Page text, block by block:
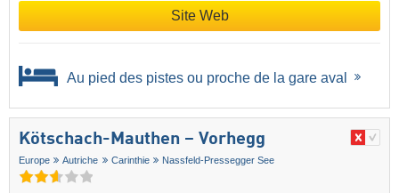
Site Web
Au pied des pistes ou proche de la gare aval
Kötschach-Mauthen – Vorhegg
Europe Autriche Carinthie Nassfeld-Pressegger See